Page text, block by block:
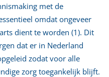
met de
omdat ongeveer
dient te worden (1). Dit
dat er in Nederland
zodat voor alle
zorg toegankelijk blijft.